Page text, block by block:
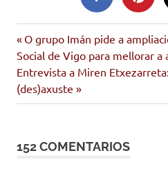
sociais
muller
Navegación
de
entradas
Entrada
anterior:
O grupo Imán pide a
Social de Vigo para mellorar a
Siguiente
entrada:
Entrevista a Miren
(des)axuste
152 COMENTARIOS